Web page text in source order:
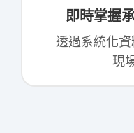
即時掌握
透過系統化
現